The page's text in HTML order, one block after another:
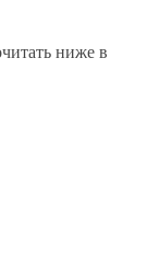
ниже в